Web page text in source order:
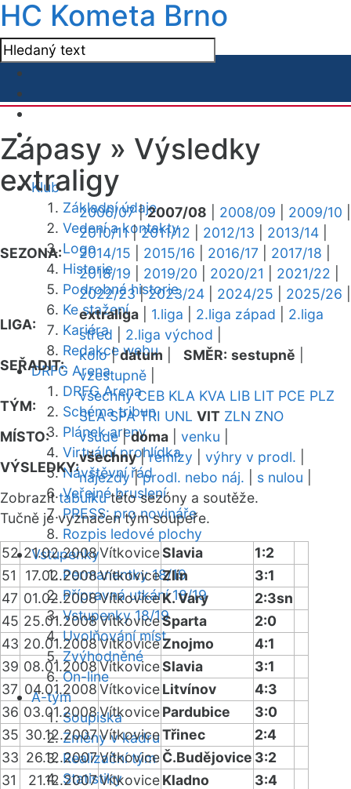
HC Kometa Brno
Klub
Základní údaje
Vedení a kontakty
Logo
Historie
Podrobná historie
Ke stažení
Kariéra
Redakce webu
DRFG Arena
DRFG Arena
Schéma tribun
Plánek areny
Virtuální prohlídka
Návštěvní řád
Veřejné bruslení
PRESS: pro novináře
Rozpis ledové plochy
Vstupenky
Permanentky 18/19
Přípravná utkání 18/19
Vstupenky 18/19
Uvolňování míst
Zvýhodněné
On-line
A-tým
Soupiska
Změny v kádru
Realizační tým
Statistiky
Zápasy » Výsledky
extraligy
SEZONA:
2006/07|2007/08 2008/09 2009/10
2010/11|2011/12 2012/13 2013/14
2014/15
2015/16 2016/17 2017/18
2018/19
2019/20 2020/21 2021/22
2022/23|2023/24 2024/25 2025/26
LIGA:
extraliga 1.liga 2.liga západ
2.liga
střed
2.liga východ
SEŘADIT:
kolo|datum SMĚR: sestupně
vzestupně
TÝM:
všechny CEB KLA KVA LIB LIT PCE PLZ
SLA SPA TRI UNL VIT ZLN ZNO
MÍSTO:
všude|doma venku
VÝSLEDKY:
všechny|remízy výhry v prodl.
nájezdy|prodl. nebo náj. s nulou
Zobrazittabulkutéto sezóny a soutěže.
Tučně je vyznačen tým soupeře.
52 21.02.2008VítkoviceSlavia
1:2
51
17.02.2008VítkoviceZlín
3:1
47 01.02.2008VítkoviceK. Vary
2:3sn
45 25.01.2008VítkoviceSparta
2:0
43 20.01.2008VítkoviceZnojmo
4:1
39 08.01.2008VítkoviceSlavia
3:1
37 04.01.2008VítkoviceLitvínov
4:3
36 03.01.2008VítkovicePardubice
3:0
35 30.12.2007VítkoviceTřinec
2:4
33 26.12.2007VítkoviceČ.Budějovice 3:2
31
21.12.2007VítkoviceKladno
3:4